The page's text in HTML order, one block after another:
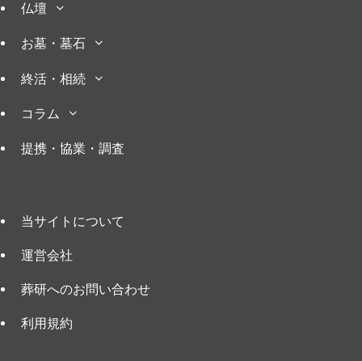
仏壇
お墓・墓石
終活・相続
コラム
提携・協業・調査
当サイトについて
運営会社
葬研へのお問い合わせ
利用規約